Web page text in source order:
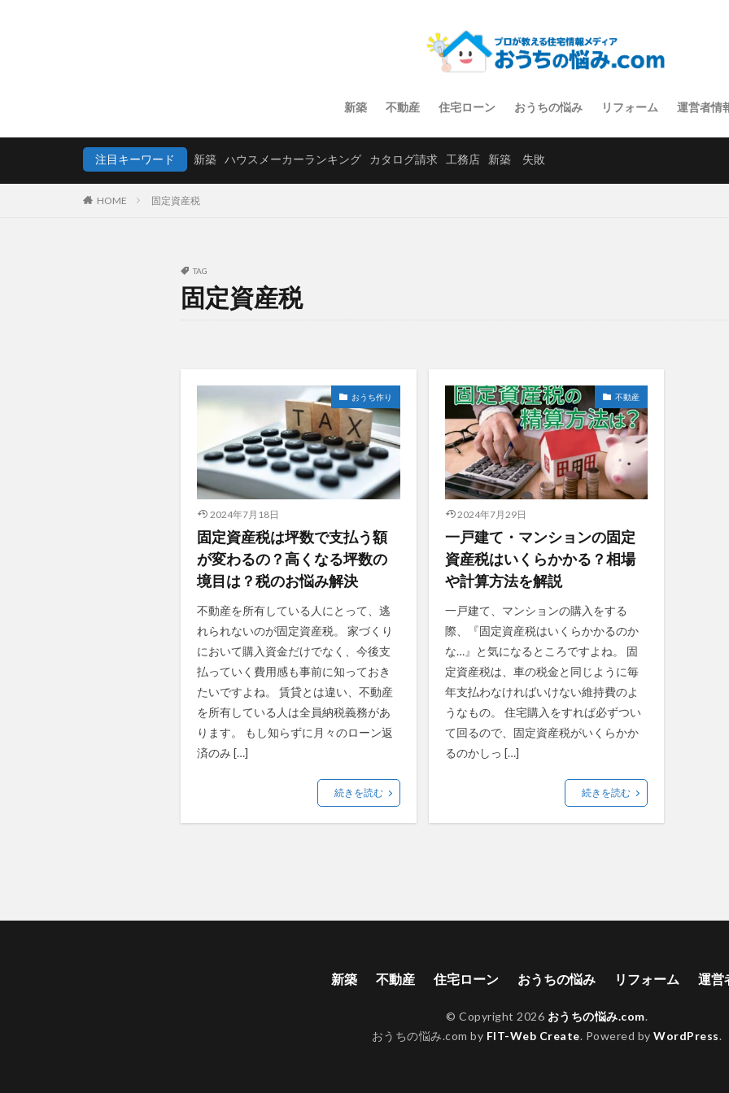
新築 不動産 住宅ローン おうちの悩み リフォーム 運営者情
注目キーワード 新築 ハウスメーカーランキング カタログ請求 工務店 新築 失敗
HOME 固定資産税
TAG
固定資産税
おうち作り
2024年7月18日
固定資産税は坪数で支払う額
が変わるの？高くなる坪数の
境目は？税のお悩み解決
不動産を所有している人にとって、逃
れられないのが固定資産税。 家づくり
において購入資金だけでなく、今後支
払っていく費用感も事前に知っておき
たいですよね。 賃貸とは違い、不動産
を所有している人は全員納税義務があ
ります。 もし知らずに月々のローン返
済のみ […]
続きを読む
不動産
2024年7月29日
一戸建て・マンションの固定
資産税はいくらかかる？相場
や計算方法を解説
一戸建て、マンションの購入をする
際、『固定資産税はいくらかかるのか
な…』と気になるところですよね。 固
定資産税は、車の税金と同じように毎
年支払わなければいけない維持費のよ
うなもの。 住宅購入をすれば必ずつい
て回るので、固定資産税がいくらかか
るのかしっ […]
続きを読む
新築 不動産 住宅ローン おうちの悩み リフォーム 運営
© Copyright 2026 おうちの悩み.com.
おうちの悩み.com by FIT-Web Create. Powered byWordPress.